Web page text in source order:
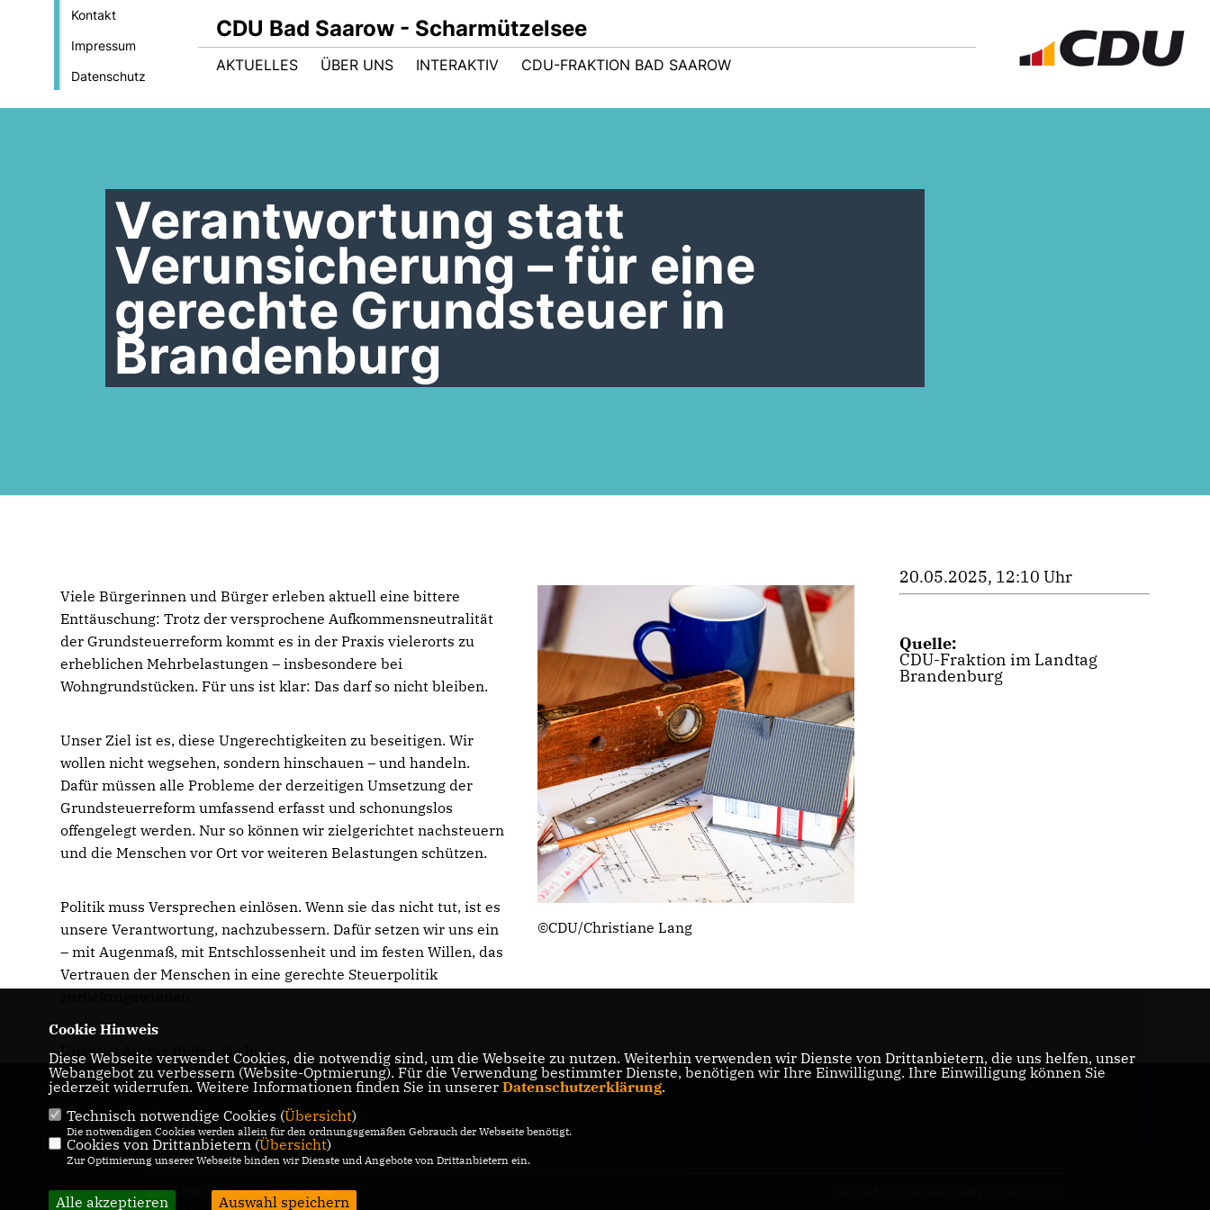
Kontakt
Impressum
Datenschutz
CDU Bad Saarow - Scharmützelsee
AKTUELLES ÜBER UNS INTERAKTIV CDU-FRAKTION BAD SAAROW
Verantwortung statt
Verunsicherung – für eine
gerechte Grundsteuer in
Brandenburg
©CDU/Christiane Lang
Viele Bürgerinnen und Bürger erleben aktuell eine bittere
Enttäuschung: Trotz der versprochene Aufkommensneutralität
der Grundsteuerreform kommt es in der Praxis vielerorts zu
erheblichen Mehrbelastungen – insbesondere bei
Wohngrundstücken. Für uns ist klar: Das darf so nicht bleiben.
Unser Ziel ist es, diese Ungerechtigkeiten zu beseitigen. Wir
wollen nicht wegsehen, sondern hinschauen – und handeln.
Dafür müssen alle Probleme der derzeitigen Umsetzung der
Grundsteuerreform umfassend erfasst und schonungslos
offengelegt werden. Nur so können wir zielgerichtet nachsteuern
und die Menschen vor Ort vor weiteren Belastungen schützen.
Politik muss Versprechen einlösen. Wenn sie das nicht tut, ist es
unsere Verantwortung, nachzubessern. Dafür setzen wir uns ein
– mit Augenmaß, mit Entschlossenheit und im festen Willen, das
Vertrauen der Menschen in eine gerechte Steuerpolitik
Unseren Antrag finden Sie hier.
20.05.2025, 12:10 Uhr
Quelle:
CDU-Fraktion im Landtag
Brandenburg
IMPRESSUM
DATENSCHUTZ
KONTAKT
@2026 CDU Kreisverband Oder-Spree
Cookie Hinweis
Diese Webseite verwendet Cookies, die notwendig sind, um die Webseite zu nutzen. Weiterhin verwenden wir Dienste von Drittanbietern, die uns helfen, unser
Webangebot zu verbessern (Website-Optmierung). Für die Verwendung bestimmter Dienste, benötigen wir Ihre Einwilligung. Ihre Einwilligung können Sie
jederzeit widerrufen. Weitere Informationen finden Sie in unserer Datenschutzerklärung.
Technisch notwendige Cookies (Übersicht)
Die notwendigen Cookies werden allein für den ordnungsgemäßen Gebrauch der Webseite benötigt.
Cookies von Drittanbietern (Übersicht)
Zur Optimierung unserer Webseite binden wir Dienste und Angebote von Drittanbietern ein.
Alle akzeptieren Auswahl speichern